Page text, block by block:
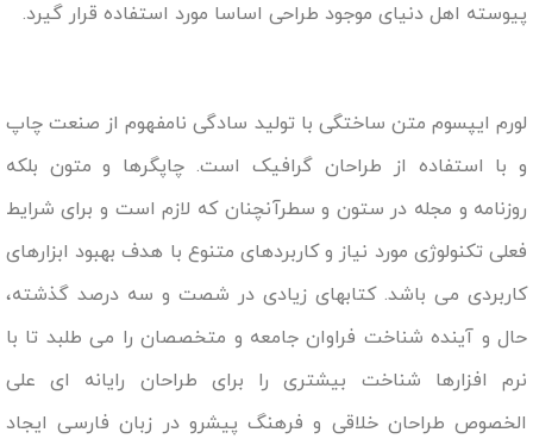
پیوسته اهل دنیای موجود طراحی اساسا مورد استفاده قرار گیرد.
لورم ایپسوم متن ساختگی با تولید سادگی نامفهوم از صنعت چاپ
و با استفاده از طراحان گرافیک است. چاپگرها و متون بلکه
روزنامه و مجله در ستون و سطرآنچنان که لازم است و برای شرایط
فعلی تکنولوژی مورد نیاز و کاربردهای متنوع با هدف بهبود ابزارهای
کاربردی می باشد. کتابهای زیادی در شصت و سه درصد گذشته،
حال و آینده شناخت فراوان جامعه و متخصصان را می طلبد تا با
نرم افزارها شناخت بیشتری را برای طراحان رایانه ای علی
الخصوص طراحان خلاقی و فرهنگ پیشرو در زبان فارسی ایجاد